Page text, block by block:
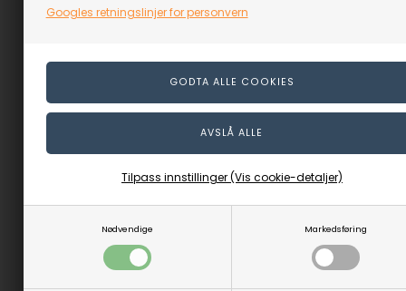
Googles retningslinjer for personvern
Nødvendige Markedsføring
Tilpass innstillinger (Vis cookie-detaljer)
Bestillingsvare
Evt. leveringskostnader